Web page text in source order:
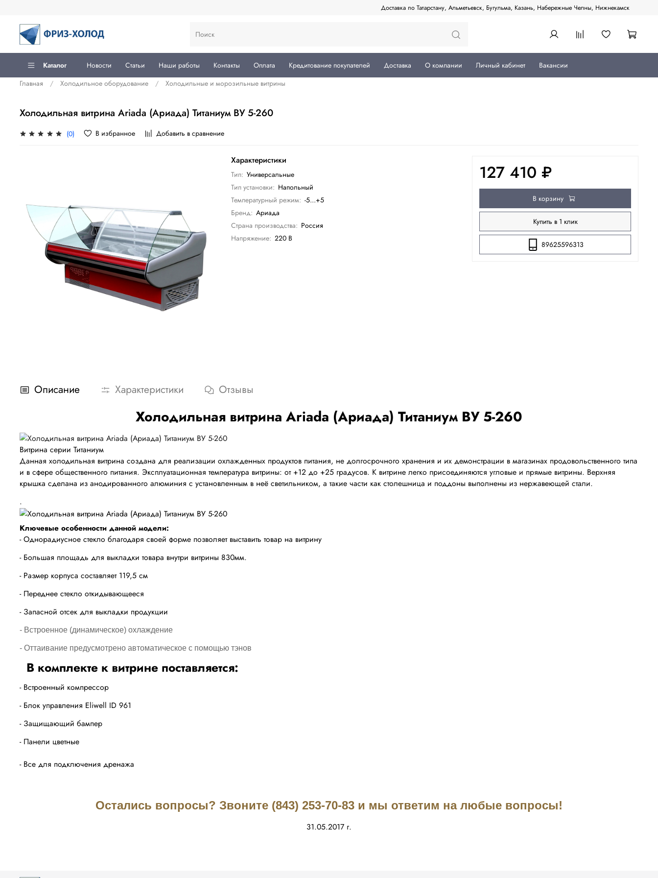
Доставка по Татарстану, Альметьевск, Бугульма, Казань, Набережные Челны, Нижнекамск
Каталог Новости Статьи Наши работы Контакты Оплата Кредитование покупателей Доставка О компании Личный кабинет
Вакансии
Главная
Холодильное оборудование Холодильные и морозильные витрины
Холодильная витрина Ariada (Ариада) Титаниум ВУ 5-260
(0) В избранное Добавить в сравнение
Характеристики
Тип: Универсальные
Тип установки: Напольный
Температурный режим: -5...+5
Бренд: Ариада
Страна производства: Россия
Напряжение: 220 В
127 410 ₽
В корзину
Купить в 1 клик
89625596313
Описание Характеристики Отзывы
Холодильная витрина Ariada (Ариада) Титаниум ВУ 5-260
Витрина серии Титаниум
Данная холодильная витрина создана для реализации охлажденных продуктов питания, не долгосрочного хранения и их демонстрации в магазинах продовольственного типа
и в сфере общественного питания. Эксплуатационная температура витрины: от +12 до +25 градусов. К витрине легко присоединяются угловые и прямые витрины. Верхняя
крышка сделана из анодированного алюминия с установленным в неё светильником, а такие части как столешница и поддоны выполнены из нержавеющей стали.
.
Ключевые особенности данной модели:
- Однорадиусное стекло благодаря своей форме позволяет выставить товар на витрину
- Большая площадь для выкладки товара внутри витрины 830мм.
- Размер корпуса составляет 119,5 см
- Переднее стекло откидывающееся
- Запасной отсек для выкладки продукции
- Встроенное (динамическое) охлаждение
- Оттаивание предусмотрено автоматическое с помощью тэнов
В комплекте к витрине поставляется:
- Встроенный компрессор
- Блок управления Eliwell ID 961
- Защищающий бампер
- Панели цветные
- Все для подключения дренажа
Остались вопросы? Звоните (843) 253-70-83 и мы ответим на любые вопросы!
31.05.2017 г.